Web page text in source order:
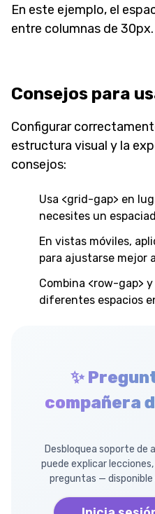
En este ejemplo, el
entre columnas de 30px.
Consejos para
Configurar
estructura visual y la
consejos:
Usa <grid-gap> en
necesites un
En vistas móviles,
para ajustarse mejor
Combina <row-gap>
diferentes espacios
✨
compañera
Desbloquea soporte de
puede explicar
preguntas — disponible